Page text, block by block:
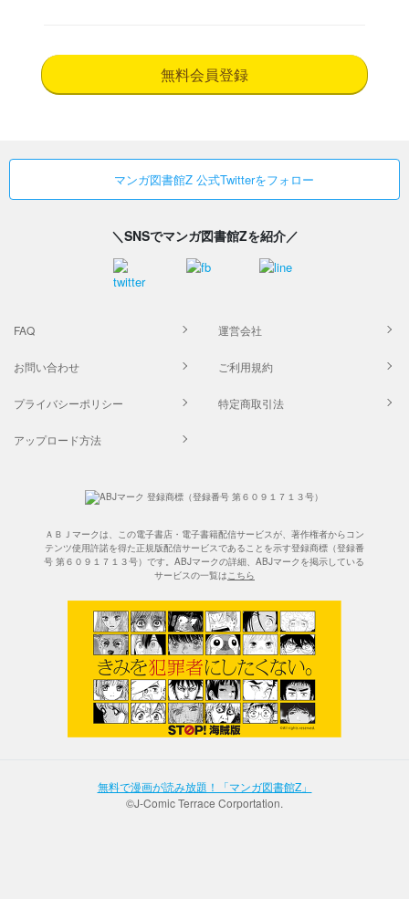
無料会員登録
マンガ図書館Z 公式Twitterをフォロー
＼SNSでマンガ図書館Zを紹介／
FAQ 運営会社
お問い合わせ ご利用規約
プライバシーポリシー 特定商取引法
アップロード方法
ＡＢＪマークは、この電子書店・電子書籍配信サービスが、著作権者からコン
テンツ使用許諾を得た正規版配信サービスであることを示す登録商標（登録番
号 第６０９１７１３号）です。ABJマークの詳細、ABJマークを掲示している
サービスの一覧はこちら
無料で漫画が読み放題！「マンガ図書館Z」
©J-Comic Terrace Corportation.